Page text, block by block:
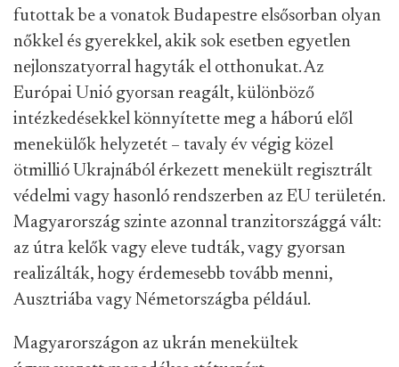
futottak be a vonatok Budapestre elsősorban olyan
nőkkel és gyerekkel, akik sok esetben egyetlen
nejlonszatyorral hagyták el otthonukat. Az
Európai Unió gyorsan reagált, különböző
intézkedésekkel könnyítette meg a háború elől
menekülők helyzetét – tavaly év végig közel
ötmillió Ukrajnából érkezett menekült regisztrált
védelmi vagy hasonló rendszerben az EU területén.
Magyarország szinte azonnal tranzitországgá vált:
az útra kelők vagy eleve tudták, vagy gyorsan
realizálták, hogy érdemesebb tovább menni,
Ausztriába vagy Németországba például.
Magyarországon az ukrán menekültek